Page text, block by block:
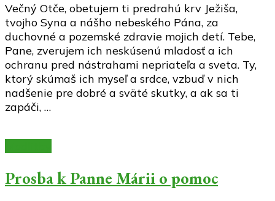
Večný Otče, obetujem ti predrahú krv Ježiša,
tvojho Syna a nášho nebeského Pána, za
duchovné a pozemské zdravie mojich detí. Tebe,
Pane, zverujem ich neskúsenú mladosť a ich
ochranu pred nástrahami nepriateľa a sveta. Ty,
ktorý skúmaš ich myseľ a srdce, vzbuď v nich
nadšenie pre dobré a sväté skutky, a ak sa ti
zapáči, …
Prosba k Panne Márii o pomoc